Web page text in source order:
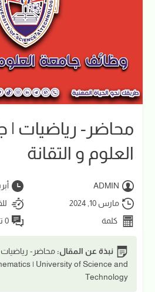
محاضر- رياضيات |
العلوم و التقانة
ADMIN
أبريل
مارس 10, 2024
كلمة
0 تعليق
نبذة عن المقال: محاضر- رياضيات
| University of Science and
Technology